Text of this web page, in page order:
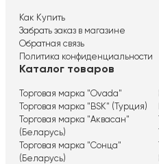
Как Купить
Забрать заказ в магазине
Обратная связь
Политика конфиденциальности
Каталог товаров
Торговая марка "Ovada"
Торговая марка "BSK" (Турция)
Торговая марка "Аквасан"
(Беларусь)
Торговая марка "Сонца"
(Беларусь)